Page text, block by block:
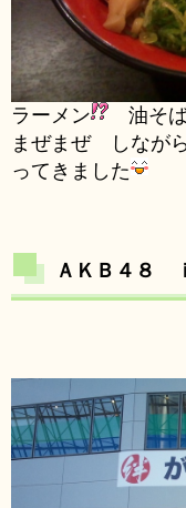
ラーメン
油そ
まぜまぜ しなが
ってきました
ＡＫＢ４８